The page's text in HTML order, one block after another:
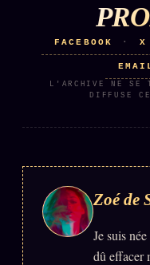
FACEBOOK · X
L'ARCHIVE NE SE
DIFFUSE
Zoé de
Je suis
dû effacer